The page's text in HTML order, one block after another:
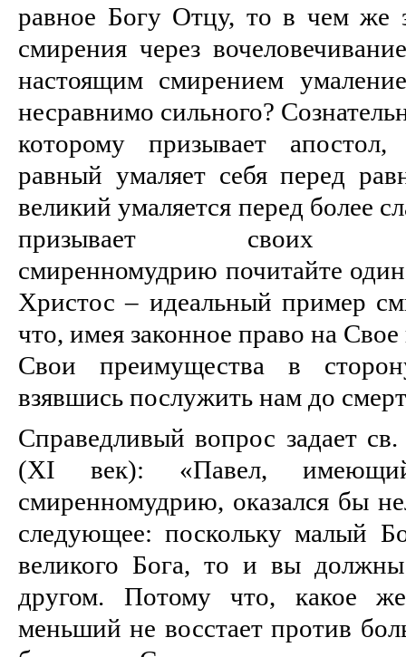
равное Богу Отцу, то в чем же
смирения через
настоящим смирением
несравнимо сильного?
которому призывает
равный умаляет себя перед
великий умаляется перед более
призывает своих
смиренномудрию почитайте
Христос – идеальный пример
что, имея законное право на
Свои преимущества в
взявшись послужить нам до
Справедливый вопрос задает
(XI век): «Павел,
смиренномудрию, оказался бы
следующее: поскольку малый
великого Бога, то и вы
другом. Потому что, какое
меньший не восстает против